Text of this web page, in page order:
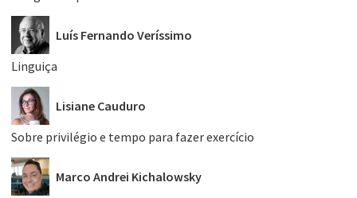
Luís Fernando Veríssimo
Linguiça
Lisiane Cauduro
Sobre privilégio e tempo para fazer exercício
Marco Andrei Kichalowsky